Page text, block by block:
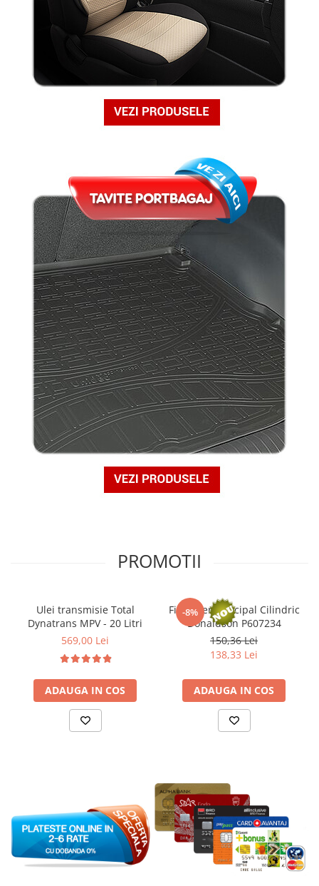
PROMOTII
Ulei transmisie Total
Dynatrans MPV - 20 Litri
569,00 Lei
ADAUGA IN COS
-8%
Filtru aer Principal Cilindric
Donaldson P607234
150,36 Lei
138,33 Lei
ADAUGA IN COS